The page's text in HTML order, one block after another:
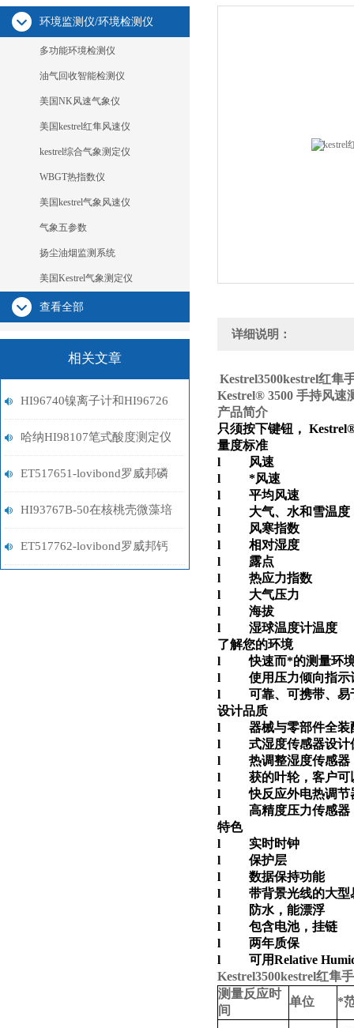
环境监测仪/环境检测仪
多功能环境检测仪
油气回收智能检测仪
美国NK风速气象仪
美国kestrel红隼风速仪
kestrel综合气象测定仪
WBGT热指数仪
美国kestrel气象风速仪
气象五参数
扬尘油烟监测系统
美国Kestrel气象测定仪
查看全部
相关文章
HI96740镍离子计和HI96726
镍离子计选型指南
哈纳HI98107笔式酸度测定仪
ET517651-lovibond罗威邦磷
酸盐试剂
HI93767B-50在核桃壳微藻培
养基中N利用率检测应用
ET517762-lovibond罗威邦钙
详细说明：
Kestrel3500kestrel红隼
Kestrel® 3500 手持风速
产品简介
只须按下键钮，
量度标准
l 风速
l *风速
l 平均风速
l 大气、水和雪温度
l 风寒指数
l 相对湿度
l 露点
l 热应力指数
l 大气压力
l 海拔
l 湿球温度计温度
了解您的环境
l 快速而*的测量环
l 使用压力倾向指示
l 可靠、可携带、易
设计品质
l 器械与零部件全装
l 式湿度传感器设计保
l 热调整湿度传感器
l 获的叶轮，客户可
l 快反应外电热调节
l 高精度压力传感器
特色
l 实时时钟
l 保护层
l 数据保持功能
l 带背景光线的大型
l 防水，能漂浮
l 包含电池，挂链
l 两年质保
l 可用Relative
Kestrel3500kestrel红隼
测量反应时
间
单位 *